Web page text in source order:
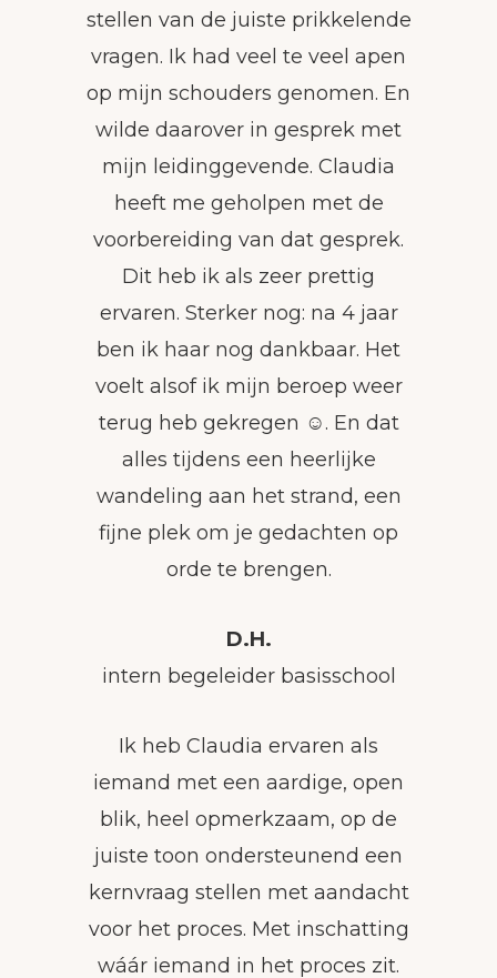
stellen van de juiste prikkelende
vragen. Ik had veel te veel apen
op mijn schouders genomen. En
wilde daarover in gesprek met
mijn leidinggevende. Claudia
heeft me geholpen met de
voorbereiding van dat gesprek.
Dit heb ik als zeer prettig
ervaren. Sterker nog: na 4 jaar
ben ik haar nog dankbaar. Het
voelt alsof ik mijn beroep weer
terug heb gekregen ☺️. En dat
alles tijdens een heerlijke
wandeling aan het strand, een
fijne plek om je gedachten op
orde te brengen.
D.H.
intern begeleider basisschool
Ik heb Claudia ervaren als
iemand met een aardige, open
blik, heel opmerkzaam, op de
juiste toon ondersteunend een
kernvraag stellen met aandacht
voor het proces. Met inschatting
wáár iemand in het proces zit.